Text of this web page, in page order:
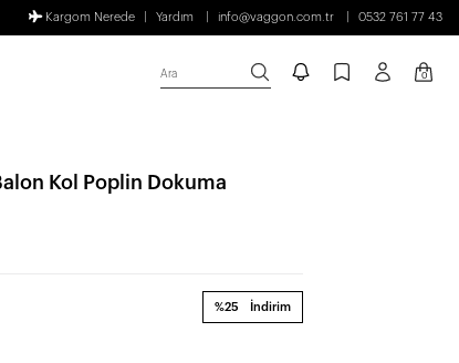
Kargom Nerede Yardım info@vaggon.com.tr 0532 761 77 43
Ara 0
Kol Poplin Dokuma
%25 İndirim